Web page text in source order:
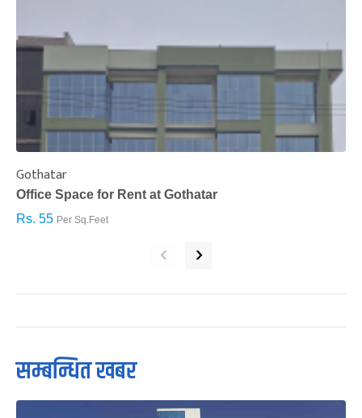
Gothatar
Office Space for Rent at Gothatar
Rs. 55 Per Sq.Feet
‹ ›
सम्बन्धित खबर